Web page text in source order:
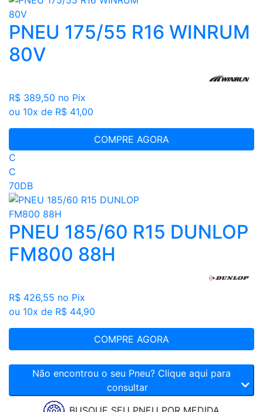
PNEU 175/55 R16 WINRUM
80V
R$ 389,50 no Pix
ou 10x de R$ 41,00
COMPRE AGORA
C
C
70DB
PNEU 185/60 R15 DUNLOP
FM800 88H
R$ 426,55 no Pix
ou 10x de R$ 44,90
COMPRE AGORA
Não encontrou o seu Pneu? Clique aqui para
consultar